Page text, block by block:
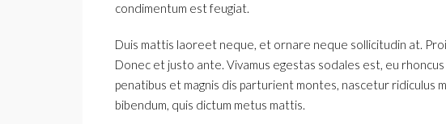
condimentum est feugiat.
Duis mattis laoreet neque, et ornare neque sollicitudin at.
Donec et justo ante. Vivamus egestas sodales est, eu
penatibus et magnis dis parturient montes, nascetur ridiculus
bibendum, quis dictum metus mattis.